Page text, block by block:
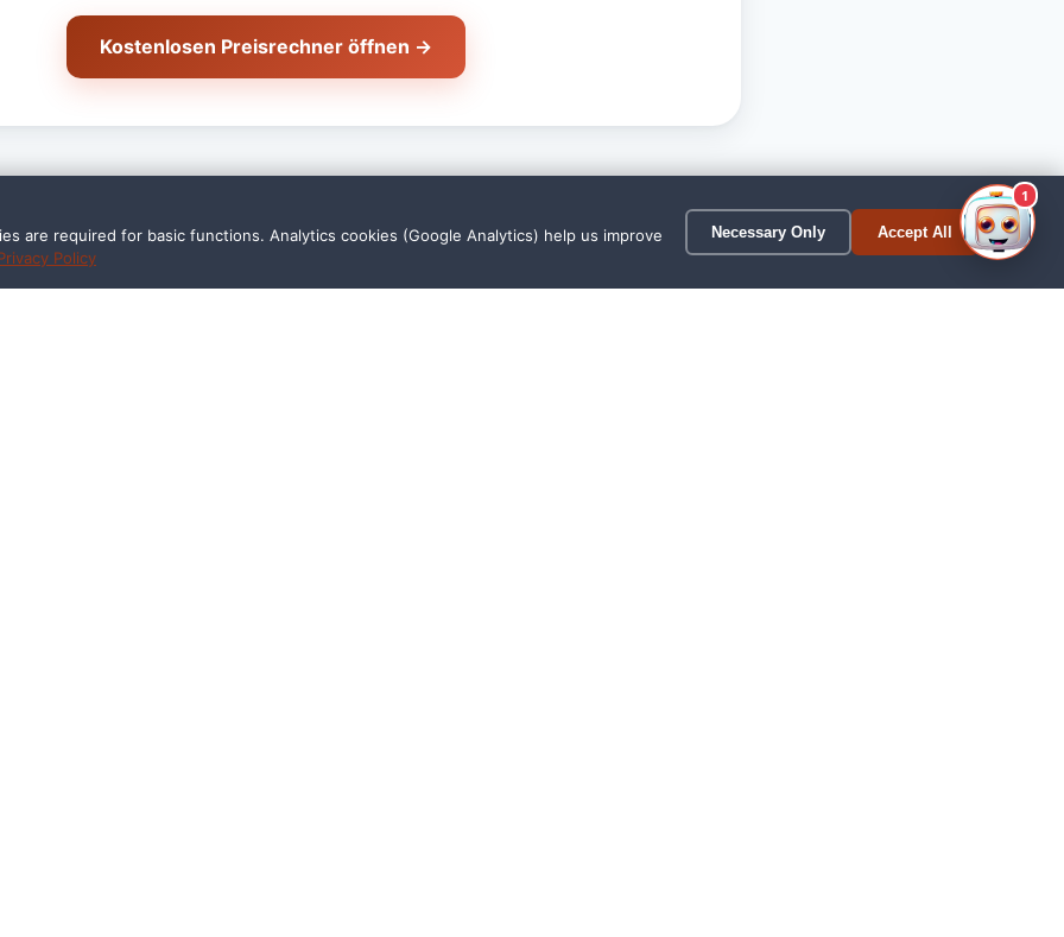
Kostenlosen Preisrechner öffnen →
are required for basic functions. Analytics cookies (Google Analytics) help us improve
Policy
Necessary Only Accept All
1